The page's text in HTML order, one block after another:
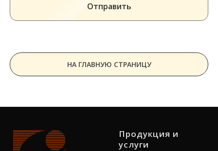
Отправить
НА ГЛАВНУЮ СТРАНИЦУ
Продукция и
услуги